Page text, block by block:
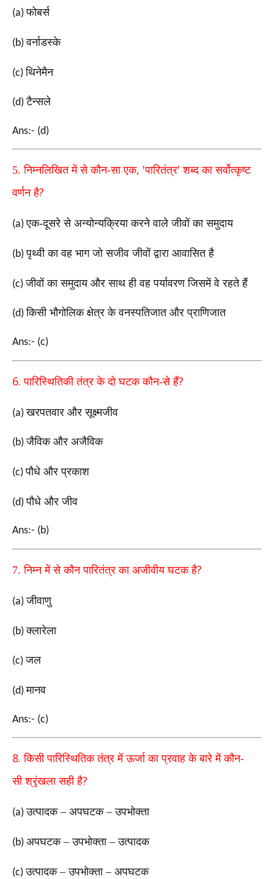
(a)फोबर्स
(b)वर्नाडस्के
(c)थिनेमैन
(d)टैन्सले
Ans:- (d)
5.निम्नलिखित में से कौन-सा एक, 'पारितंत्र'शब्द का सर्वोत्कृष्ट
वर्णन है?
(a)एक-दूसरे से अन्योन्यक्रिया करने वाले जीवों का समुदाय
(b)पृथ्वी का वह भाग जो सजीव जीवों द्वारा आवासित है
(c)जीवों का समुदाय और साथ ही वह पर्यावरण जिसमें वे रहते हैं
(d)किसी भौगोलिक क्षेत्र के वनस्पतिजात और प्राणिजात
Ans:- (c)
6.पारिस्थितिकी तंत्र के दो घटक कौन-से हैं?
(a)खरपतवार और सूक्ष्मजीव
(b)जैविक और अजैविक
(c)पौधे और प्रकाश
(d)पौधे और जीव
Ans:- (b)
7.निम्न में से कौन पारितंत्र का अजीवीय घटक है?
(a)जीवाणु
(b)क्लारेला
(c)जल
(d)मानव
Ans:- (c)
8.किसी पारिस्थितिक तंत्र में ऊर्जा का प्रवाह के बारे में कौन-
सी श्रृंखला सही है?
(a)उत्पादक– अपघटक–उपभोक्ता
(b) अपघटक–उपभोक्ता–उत्पादक
(c)उत्पादक–उपभोक्ता– अपघटक